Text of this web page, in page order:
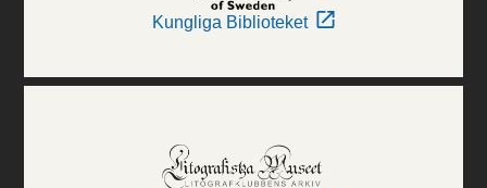
Kungliga Biblioteket